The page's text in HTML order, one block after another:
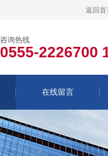
返回首
咨询热线
0555-2226700
在线留言